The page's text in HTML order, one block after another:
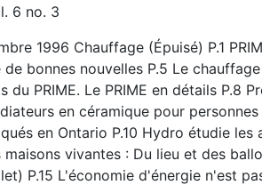
6 no. 3
1996 Chauffage (Épuisé) P.1
de bonnes nouvelles P.5 Le
du PRIME. Le PRIME en détails
en céramique pour
en Ontario P.10 Hydro étudie
maisons vivantes : Du lieu et des
P.15 L'économie d'énergie n'est